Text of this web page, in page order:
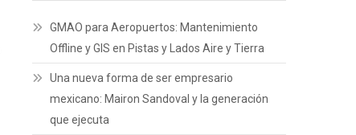
GMAO para Aeropuertos: Mantenimiento
Offline y GIS en Pistas y Lados Aire y Tierra
Una nueva forma de ser empresario
mexicano: Mairon Sandoval y la generación
que ejecuta